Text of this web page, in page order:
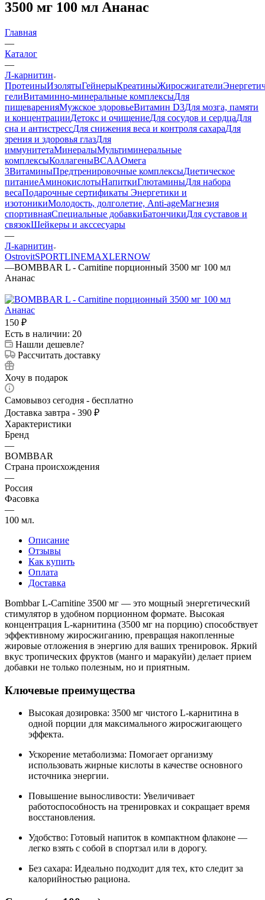
3500 мг 100 мл Ананас
Главная
—
Каталог
—
Л-карнитин
ПротеиныИзолятыГейнерыКреатиныЖиросжигатели
гелиВитаминно-минеральные комплексыДля
пищеваренияМужское здоровьеВитамин D3Для мозга, памяти
и концентрацииДетокс и очищениеДля сосудов и сердцаДля
сна и антистрессДля снижения веса и контроля сахараДля
зрения и здоровья глазДля
иммунитетаМинералыМультиминеральные
комплексыКоллагеныBCAAОмега
3ВитаминыПредтренировочные комплексыДиетическое
питаниеАминокислотыНапиткиГлютаминыДля набора
весаПодарочные сертификаты Энергетики и
изотоникиМолодость, долголетие, Anti-ageМагнезия
спортивнаяСпециальные добавкиБатончикиДля суставов и
связокШейкеры и акссесуары
—
Л-карнитин
OstrovitSPORTLINEMAXLERNOW
—BOMBBAR L - Carnitine порционный 3500 мг 100 мл
Ананас
150 ₽
Есть в наличии: 20
Нашли дешевле?
Рассчитать доставку
Хочу в подарок
Самовывоз сегодня - бесплатно
Доставка завтра - 390 ₽
Характеристики
Бренд
—
BOMBBAR
Страна происхождения
—
Россия
Фасовка
—
100 мл.
Описание
Отзывы
Как купить
Оплата
Доставка
Bombbar L-Carnitine 3500 мг — это мощный энергетический
стимулятор в удобном порционном формате. Высокая
концентрация L-карнитина (3500 мг на порцию) способствует
эффективному жиросжиганию, превращая накопленные
жировые отложения в энергию для ваших тренировок. Яркий
вкус тропических фруктов (манго и маракуйи) делает прием
добавки не только полезным, но и приятным.
Ключевые преимущества
Высокая дозировка: 3500 мг чистого L-карнитина в
одной порции для максимального жиросжигающего
эффекта.
Ускорение метаболизма: Помогает организму
использовать жирные кислоты в качестве основного
источника энергии.
Повышение выносливости: Увеличивает
работоспособность на тренировках и сокращает время
восстановления.
Удобство: Готовый напиток в компактном флаконе —
легко взять с собой в спортзал или в дорогу.
Без сахара: Идеально подходит для тех, кто следит за
калорийностью рациона.